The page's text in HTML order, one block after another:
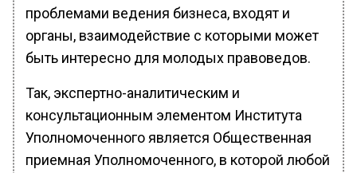
проблемами ведения бизнеса, входят и
органы, взаимодействие с которыми может
быть интересно для молодых правоведов.
Так, экспертно-аналитическим и
консультационным элементом Института
Уполномоченного является Общественная
приемная Уполномоченного, в которой любой